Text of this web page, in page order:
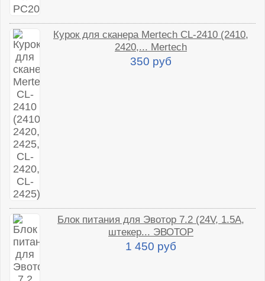
Курок для сканера Mertech CL-2410 (2410,
2420,... Mertech
350 руб
Блок питания для Эвотор 7.2 (24V, 1.5A,
штекер... ЭВОТОР
1 450 руб